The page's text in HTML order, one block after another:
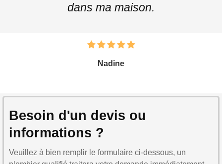
dans ma maison.
Nadine
Besoin d'un devis ou
informations ?
Veuillez à bien remplir le formulaire ci-dessous, un